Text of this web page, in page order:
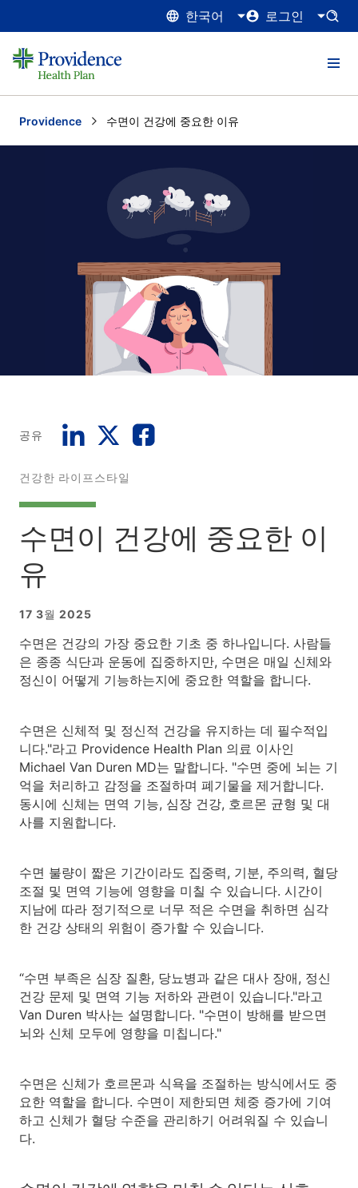
한국어 로그인
Providence Current:
수면이 건강에 중요한 이유
공유
건강한 라이프스타일
수면이 건강에 중요한 이
유
17 3월 2025
수면은 건강의 가장 중요한 기초 중 하나입니다. 사람들
은 종종 식단과 운동에 집중하지만, 수면은 매일 신체와
정신이 어떻게 기능하는지에 중요한 역할을 합니다.
수면은 신체적 및 정신적 건강을 유지하는 데 필수적입
니다."라고 Providence Health Plan 의료 이사인
Michael Van Duren MD는 말합니다. "수면 중에 뇌는 기
억을 처리하고 감정을 조절하며 폐기물을 제거합니다.
동시에 신체는 면역 기능, 심장 건강, 호르몬 균형 및 대
사를 지원합니다.
수면 불량이 짧은 기간이라도 집중력, 기분, 주의력, 혈당
조절 및 면역 기능에 영향을 미칠 수 있습니다. 시간이
지남에 따라 정기적으로 너무 적은 수면을 취하면 심각
한 건강 상태의 위험이 증가할 수 있습니다.
“수면 부족은 심장 질환, 당뇨병과 같은 대사 장애, 정신
건강 문제 및 면역 기능 저하와 관련이 있습니다."라고
Van Duren 박사는 설명합니다. "수면이 방해를 받으면
뇌와 신체 모두에 영향을 미칩니다."
수면은 신체가 호르몬과 식욕을 조절하는 방식에서도 중
요한 역할을 합니다. 수면이 제한되면 체중 증가에 기여
하고 신체가 혈당 수준을 관리하기 어려워질 수 있습니
다.